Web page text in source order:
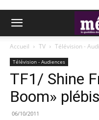
Accueil TV Télévision -
Télévision - Audiences
TF1/ Shine
Boom»
06/10/2011